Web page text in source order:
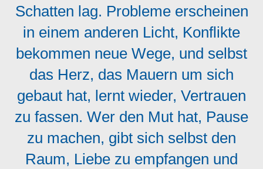
Schatten lag. Probleme erscheinen
in einem anderen Licht, Konflikte
bekommen neue Wege, und selbst
das Herz, das Mauern um sich
gebaut hat, lernt wieder, Vertrauen
zu fassen. Wer den Mut hat, Pause
zu machen, gibt sich selbst den
Raum, Liebe zu empfangen und